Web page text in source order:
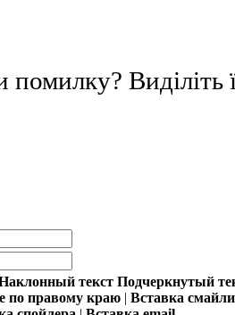
Виділіть
текст Подчеркнутый
по правому краю | Вставка